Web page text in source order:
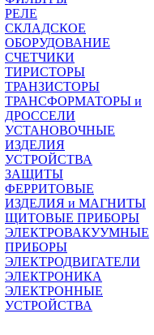
РЕЛЕ
СКЛАДСКОЕ
ОБОРУДОВАНИЕ
СЧЕТЧИКИ
ТИРИСТОРЫ
ТРАНЗИСТОРЫ
ТРАНСФОРМАТОРЫ и
ДРОССЕЛИ
УСТАНОВОЧНЫЕ
ИЗДЕЛИЯ
УСТРОЙСТВА
ЗАЩИТЫ
ФЕРРИТОВЫЕ
ИЗДЕЛИЯ и МАГНИТЫ
ЩИТОВЫЕ ПРИБОРЫ
ЭЛЕКТРОВАКУУМНЫЕ
ПРИБОРЫ
ЭЛЕКТРОДВИГАТЕЛИ
ЭЛЕКТРОНИКА
ЭЛЕКТРОННЫЕ
УСТРОЙСТВА